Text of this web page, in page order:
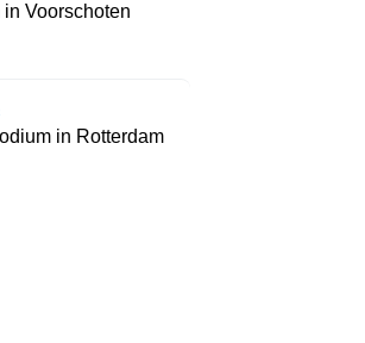
in Voorschoten
in Rotterdam